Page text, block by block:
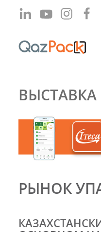
ВЫСТАВКА
РЫНОК